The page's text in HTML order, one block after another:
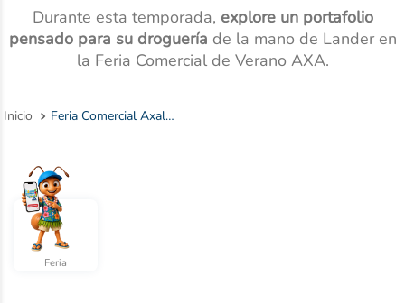
Durante esta temporada, explore un portafolio
pensado para su droguería de la mano de Lander en
la Feria Comercial de Verano AXA.
Feria Comercial Axalotiene Lander
Feria
4.
pedialyte
shampoo
7.
clotrimazol
9.
nivea
10.